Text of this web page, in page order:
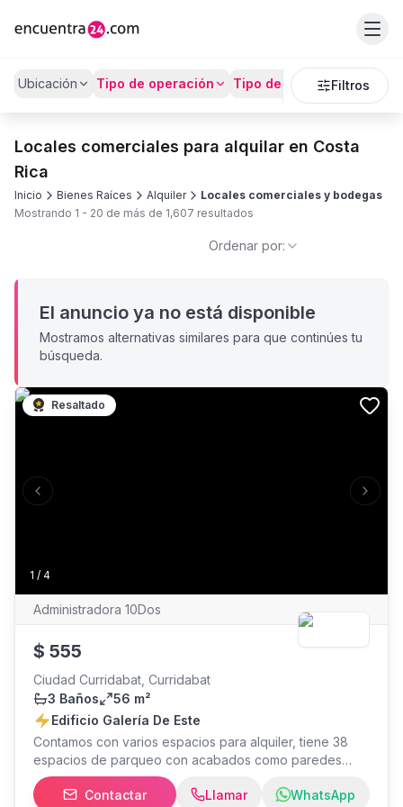
Ubicación Tipo de operación Tipo de PropiedadFiltros
Locales comerciales para alquilar en Costa
Rica
Inicio Bienes Raíces Alquiler
Locales comerciales y bodegas
Mostrando 1 - 20 de más de 1,607 resultados
Ordenar por:
El anuncio ya no está disponible
Mostramos alternativas similares para que continúes tu
búsqueda.
1 / 4
Previous slide Next
Resaltado
Administradora 10Dos
$ 555
Ciudad Curridabat, Curridabat
3 Baños
56 m²
Edificio Galería De Este
Contamos con varios espacios para alquiler, tiene 38
espacios de parqueo con acabados como paredes
perimetrales en concreto y paredes internas en
concreto y material liviano (madera, melamina, entre
Contactar Llamar WhatsApp